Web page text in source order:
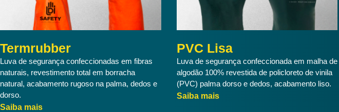
Termrubber
Luva de segurança confeccionadas em fibras
naturais, revestimento total em borracha
natural, acabamento rugoso na palma, dedos e
dorso.
Saiba mais
PVC Lisa
Luva de segurança confeccionada em malha de
algodão 100% revestida de policloreto de vinila
(PVC) palma dorso e dedos, acabamento liso.
Saiba mais